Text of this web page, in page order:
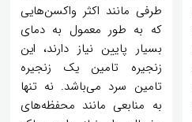
طرفی مانند اکثر واکسن‌هایی
که به طور معمول به دمای
بسیار پایین نیاز دارند، این
زنجیره تامین یک زنجیره
تامین سرد می‌باشد. نه تنها
به منابعی مانند محفظه‌های